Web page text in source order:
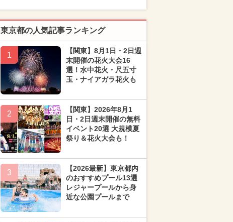
東京都の人気記事ランキング
1
【関東】8月1日・2日週
末開催の花火大会16
選！水中花火・尺五寸
玉・ナイアガラ花火も
2
【関東】2026年8月1
日・2日週末開催の無料
イベント20選 大規模夏
祭り＆花火大会も！
3
【2026最新】東京都内
のおすすめプール13選
レジャープールから身
近な公園プールまで